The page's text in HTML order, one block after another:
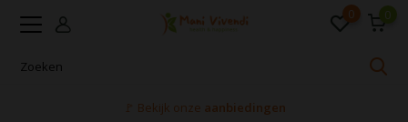
0 0
Voor 16:00 uur besteld,